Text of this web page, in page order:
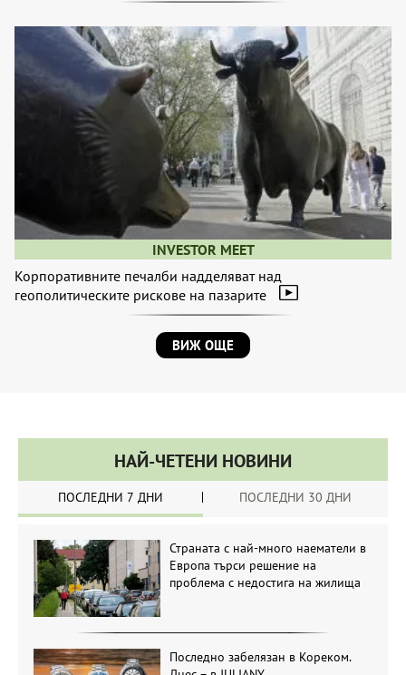
INVESTOR MEET
Корпоративните печалби надделяват над
геополитическите рискове на пазарите
ВИЖ ОЩЕ
НАЙ-ЧЕТЕНИ НОВИНИ
ПОСЛЕДНИ 7 ДНИ ПОСЛЕДНИ 30 ДНИ
Страната с най-много наематели в
Европа търси решение на
проблема с недостига на жилища
Последно забелязан в Кореком.